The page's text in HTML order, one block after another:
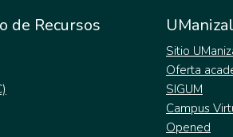
de Recursos
Sitio
Oferta
SIGUM
Campus
Opened